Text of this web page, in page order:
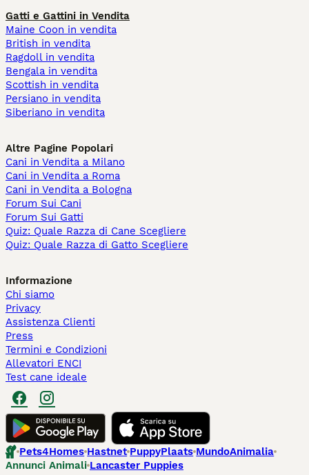
Gatti e Gattini in Vendita
Maine Coon in vendita
British in vendita
Ragdoll in vendita
Bengala in vendita
Scottish in vendita
Persiano in vendita
Siberiano in vendita
Altre Pagine Popolari
Cani in Vendita a Milano
Cani in Vendita a Roma
Cani in Vendita a Bologna
Forum Sui Cani
Forum Sui Gatti
Quiz: Quale Razza di Cane Scegliere
Quiz: Quale Razza di Gatto Scegliere
Informazione
Chi siamo
Privacy
Assistenza Clienti
Press
Termini e Condizioni
Allevatori ENCI
Test cane ideale
Pets4Homes Hastnet PuppyPlaats MundoAnimalia
Annunci Animali Lancaster Puppies